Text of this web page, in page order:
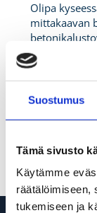
Suostumus
Tämä sivusto
Käytämme
räätälöimiseen,
tukemiseen ja
Olipa
mittakaavan
välineet.
turvallisen